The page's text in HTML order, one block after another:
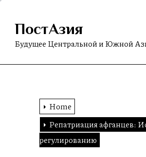
Skip
content
ПостАзия
Будущее Центральной и Южной
Home
Репатриация афганцев:
регулированию